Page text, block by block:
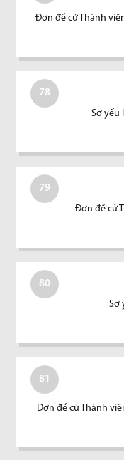
Đơn đề cử Thành
78
Sơ yếu
79
Đơn đề cử
80
Sơ
81
Đơn đề cử Thành